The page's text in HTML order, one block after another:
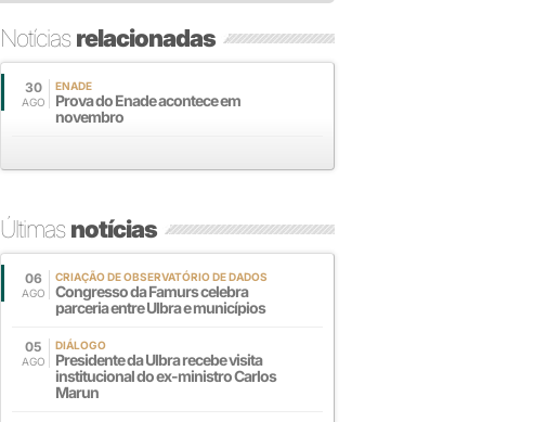
Notíciasrelacionadas
30
AGO
ENADE
Prova do Enade acontece em
novembro
Últimasnotícias
06
AGO
CRIAÇÃO DE OBSERVATÓRIO DE DADOS
Congresso da Famurs celebra
parceria entre Ulbra e municípios
05
AGO
DIÁLOGO
Presidente da Ulbra recebe visita
institucional do ex-ministro Carlos
Marun